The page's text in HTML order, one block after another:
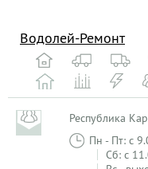
Водолей-Ремонт
Республика
Пн - Пт: с
Сб: с